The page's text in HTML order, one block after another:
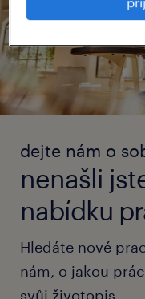
dejte nám o
nenašli
nabídku
Hledáte nové
nám, o jakou
svůj životopis.